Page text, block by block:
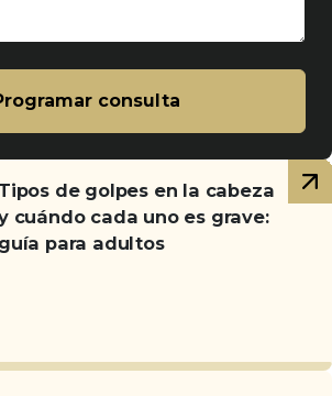
consulta
Tipos de golpes en la cabeza
cuándo cada uno es grave:
guía para adultos